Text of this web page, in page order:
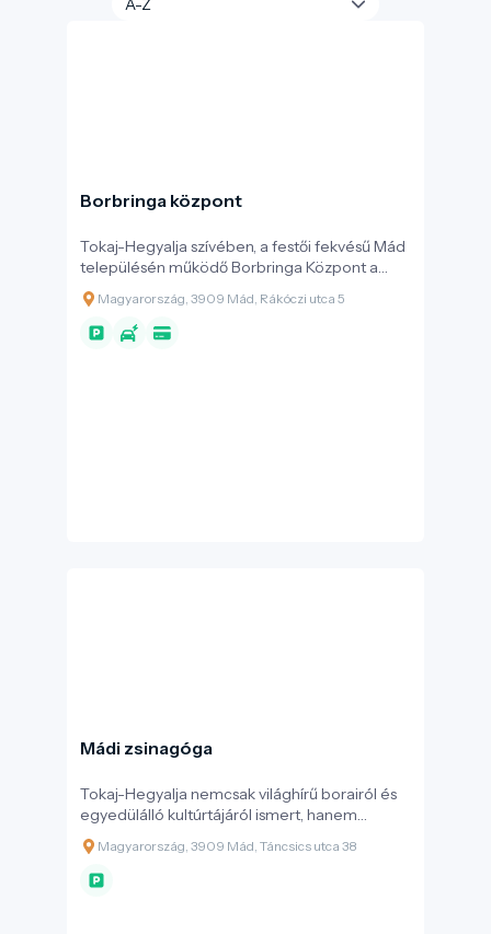
Borbringa központ
Tokaj-Hegyalja szívében, a festői fekvésű Mád
településén működő Borbringa Központ a
térség aktív turizmusának és szelíd
mobilitásának első számú csomópontja. A
központ megteremtésével egy olyan modern,
Magyarország, 3909 Mád, Rákóczi utca 5
Mádi zsinagóga
Tokaj-Hegyalja nemcsak világhírű borairól és
egyedülálló kultúrtájáról ismert, hanem
gazdag vallási és kulturális sokszínűségéről is. A
borvidék építészeti és szellemi örökségének
egyik legkiemelkedőbb, nemzetközileg is
Magyarország, 3909 Mád, Táncsics utca 38